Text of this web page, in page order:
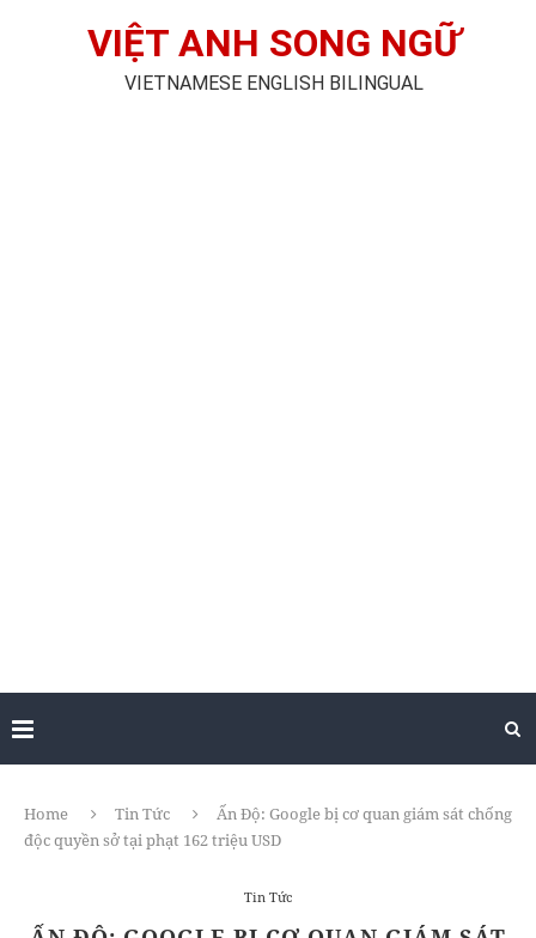
VIỆT ANH SONG NGỮ
VIETNAMESE ENGLISH BILINGUAL
Home Tin Tức
Ấn Độ: Google bị cơ quan giám sát chống
độc quyền sở tại phạt 162 triệu USD
Tin Tức